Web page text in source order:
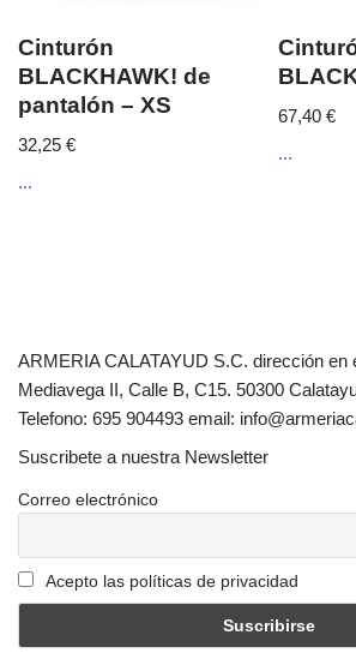
Cinturón
BLACKHAWK! de
pantalón – XS
32,25 €
...
67,40€
...
ARMERIA CALATAYUD S.C. dirección en
Mediavega II, Calle B, C15. 50300
Telefono: 695 904493 email:
Suscribete a nuestra Newsletter
Correo electrónico
Acepto las políticas de privacidad